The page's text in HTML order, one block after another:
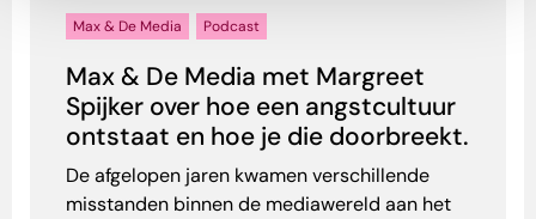
Max & De Media Podcast
Max & De Media met Margreet
Spijker over hoe een angstcultuur
ontstaat en hoe je die doorbreekt.
De afgelopen jaren kwamen verschillende
misstanden binnen de mediawereld aan het